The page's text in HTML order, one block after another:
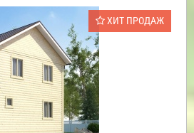
ХИТ ПРОДАЖ